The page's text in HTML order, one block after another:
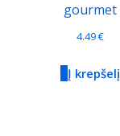
gourmet
4.49€
Į krepšelį